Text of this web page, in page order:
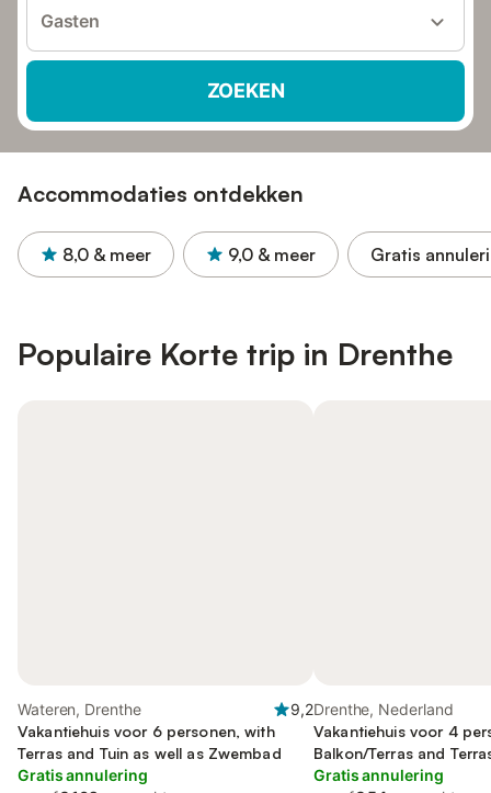
Gasten
ZOEKEN
Accommodaties ontdekken
8,0 & meer 9,0 & meer Gratis
Populaire Korte trip in Drenthe
Wateren, Drenthe
9,2
Vakantiehuis voor 6 personen, with
Terras and Tuin as well as Zwembad
Gratis annulering
Drenthe, Nederland
Vakantiehuis voor 4
Balkon/Terras and
and Kinderzwembad
Gratis annulering